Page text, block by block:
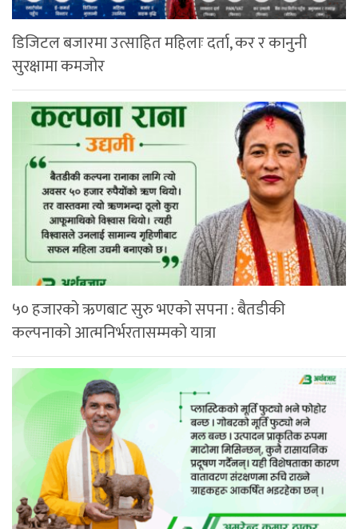
डिजिटल बजारमा उत्साहित महिलाः दर्ता, कर र कानुनी
सुरक्षामा कमजोर
५० हजारको ऋणबाट सुरु भएको सपना : बैतडीकी
कल्पनाको आत्मनिर्भरतासम्मको यात्रा